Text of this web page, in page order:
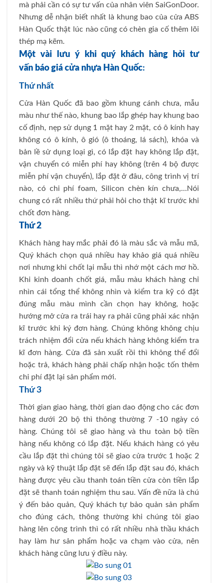
mà phải cần có sự tư vấn của nhân viên SaiGonDoor.
Nhưng dễ nhận biết nhất là khung bao của cửa ABS
Hàn Quốc thật lúc nào cũng có chèn gia cố thêm lõi
thép mạ kẽm.
Một vài lưu ý khi quý khách hàng hỏi tư
vấn báo giá cửa nhựa Hàn Quốc:
Thứ nhất
Cửa Hàn Quốc đã bao gồm khung cánh chưa, mẫu
màu như thế nào, khung bao lắp ghép hay khung bao
cố định, nẹp sử dụng 1 mặt hay 2 mặt, có ô kính hay
không có ô kính, ô gió (ô thoáng, lá sách), khóa và
bản lề sử dụng loại gì, có lắp đặt hay không lắp đặt,
vận chuyển có miễn phí hay không (trên 4 bộ được
miễn phí vận chuyển), lắp đặt ở đâu, công trình vị trí
nào, có chi phí foam, Silicon chèn kín chưa,…Nói
chung có rất nhiều thứ phải hỏi cho thật kĩ trước khi
chốt đơn hàng.
Thứ 2
Khách hàng hay mắc phải đó là màu sắc và mẫu mã,
Quý khách chọn quá nhiều hay khảo giá quá nhiều
nơi nhưng khi chốt lại mẫu thì nhớ một cách mơ hồ.
Khi kinh doanh chốt giá, mẫu màu khách hàng chỉ
nhìn cái tổng thể không nhìn và kiểm tra kỹ có đặt
đúng mẫu màu mình cần chọn hay không, hoặc
hướng mở cửa ra trái hay ra phải cũng phải xác nhận
kĩ trước khi ký đơn hàng. Chúng không không chịu
trách nhiệm đổi cửa nếu khách hàng không kiểm tra
kĩ đơn hàng. Cửa đã sản xuất rồi thì không thể đổi
hoặc trả, khách hàng phải chấp nhận hoặc tốn thêm
chi phí đặt lại sản phẩm mới.
Thứ 3
Thời gian giao hàng, thời gian dao động cho các đơn
hàng dưới 20 bộ thì thông thường 7 -10 ngày có
hàng. Chúng tôi sẽ giao hàng và thu toàn bộ tiền
hàng nếu không có lắp đặt. Nếu khách hàng có yêu
cầu lắp đặt thì chúng tôi sẽ giao cửa trước 1 hoặc 2
ngày và kỹ thuật lắp đặt sẽ đến lắp đặt sau đó, khách
hàng được yêu cầu thanh toán tiền cửa còn tiền lắp
đặt sẽ thanh toán nghiệm thu sau. Vấn đề nữa là chú
ý đến bảo quản, Quý khách tự bảo quản sản phẩm
cho đúng cách, thông thường khi chúng tôi giao
hàng lên công trình thì có rất nhiều nhà thầu khách
hay làm hư sản phẩm hoặc va chạm vào cửa, nên
khách hàng cũng lưu ý điều này.